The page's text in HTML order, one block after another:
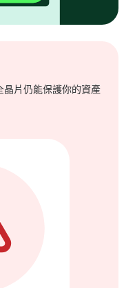
晶片仍能保護你的資產